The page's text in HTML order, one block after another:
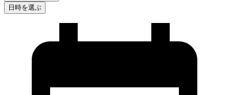
日時を選ぶ